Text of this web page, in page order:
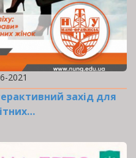
2021
захід для